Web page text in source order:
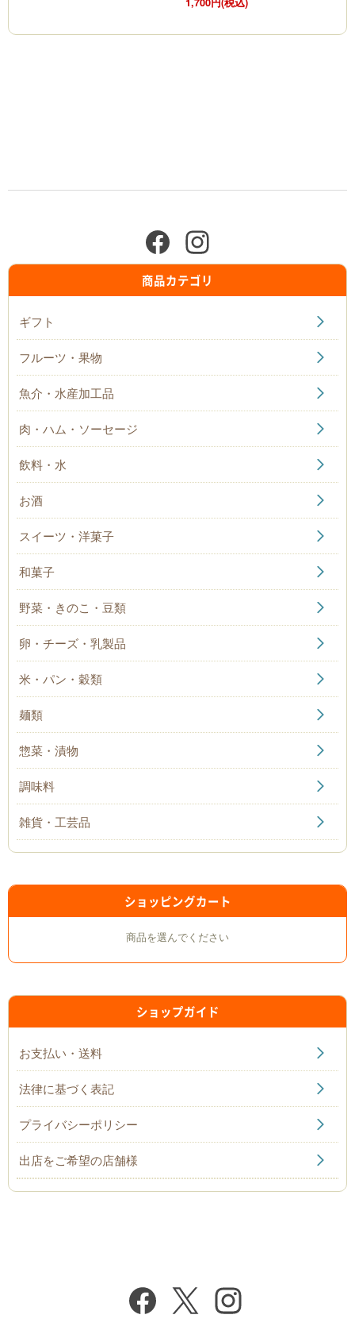
商品カテゴリ
ギフト
フルーツ・果物
魚介・水産加工品
肉・ハム・ソーセージ
飲料・水
お酒
スイーツ・洋菓子
和菓子
野菜・きのこ・豆類
卵・チーズ・乳製品
米・パン・穀類
麺類
惣菜・漬物
調味料
雑貨・工芸品
ショッピングカート
商品を選んでください
ショップガイド
お支払い・送料
法律に基づく表記
プライバシーポリシー
出店をご希望の店舗様